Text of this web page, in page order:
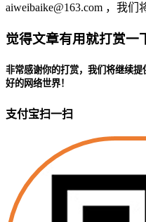
aiweibaike@163.com ，我们
觉得文章有用就打赏一
非常感谢你的打赏，我们将继续
好的网络世界！
支付宝扫一扫